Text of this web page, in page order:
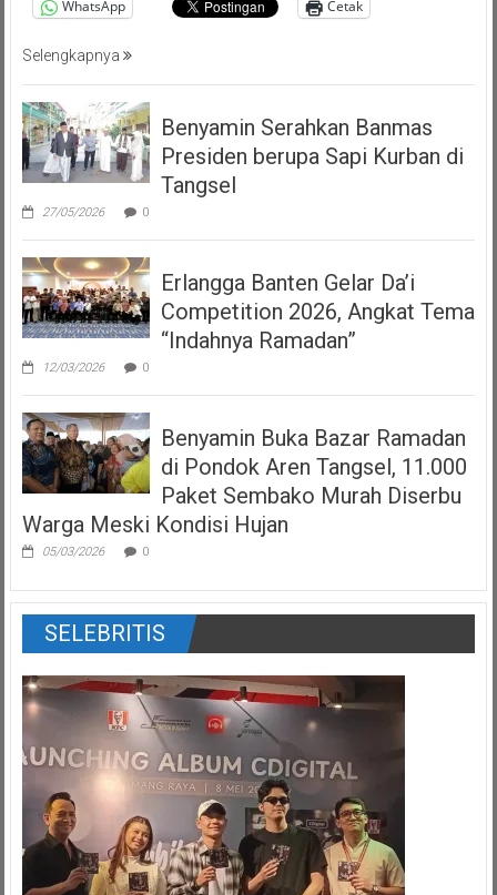
WhatsApp Cetak
Selengkapnya
Benyamin Serahkan Banmas
Presiden berupa Sapi Kurban di
Tangsel
27/05/2026 0
Erlangga Banten Gelar Da’i
Competition 2026, Angkat Tema
“Indahnya Ramadan”
12/03/2026 0
Benyamin Buka Bazar Ramadan
di Pondok Aren Tangsel, 11.000
Paket Sembako Murah Diserbu
Warga Meski Kondisi Hujan
05/03/2026 0
SELEBRITIS